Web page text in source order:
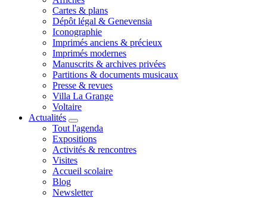
Cartes & plans
Dépôt légal & Genevensia
Iconographie
Imprimés anciens & précieux
Imprimés modernes
Manuscrits & archives privées
Partitions & documents musicaux
Presse & revues
Villa La Grange
Voltaire
Actualités
Tout l'agenda
Expositions
Activités & rencontres
Visites
Accueil scolaire
Blog
Newsletter